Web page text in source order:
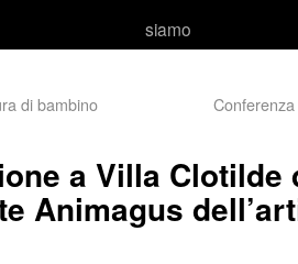
siamo
di bambino
a Villa Clotilde
Animagus